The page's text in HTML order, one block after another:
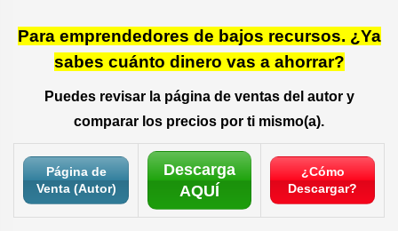
Para emprendedores de bajos recursos. ¿Ya
sabes cuánto dinero vas a ahorrar?
Puedes revisar la página de ventas del autor y
comparar los precios por ti mismo(a).
Página de
Venta (Autor)
Descarga
AQUÍ
¿Cómo
Descargar?